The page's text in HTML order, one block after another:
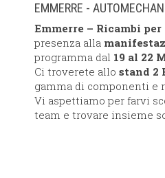
EMMERRE -
Emmerre – Ricambi
presenza alla
programma dal 19 al 22
Ci troverete allo stand 2
gamma di componenti e
Vi aspettiamo per farvi
team e trovare insieme